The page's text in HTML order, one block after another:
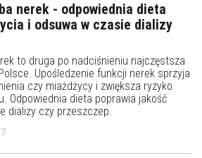
nerek - odpowiednia dieta
i odsuwa w czasie dializy
to druga po nadciśnieniu najczęstsza
Upośledzenie funkcji nerek sprzyja
czy miażdżycy i zwiększa ryzyko
Odpowiednia dieta poprawia jakość
dializy czy przeszczep.